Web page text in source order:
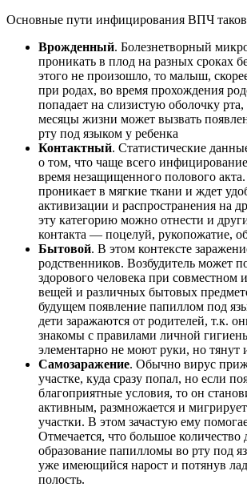
Основные пути инфицирования ВПЧ
Врожденный. Болезнетворный
проникать в плод на разных сроках
этого не произошло, то малыш, скорее
при родах, во время прохождения
попадает на слизистую оболочку
месяцы жизни может вызвать
рту под языком у ребенка
Контактный. Статистические
о том, что чаще всего
время незащищенного полового
проникает в мягкие ткани и ждет
активизации и распространения на
эту категорию можно отнести и
контакта — поцелуй, рукопожатие,
Бытовой. В этом контексте
родственников. Возбудитель может
здорового человека при совместном
вещей и различных бытовых
будущем появление папиллом под
дети заражаются от родителей, т.к.
знакомы с правилами личной
элементарно не моют руки, но тянут
Самозаражение. Обычно вирус
участке, куда сразу попал, но если
благоприятные условия, то он
активным, размножается и
участки. В этом зачастую ему
Отмечается, что большое количество
образование папилломы во рту под
уже имеющийся нарост и потянув
полость.